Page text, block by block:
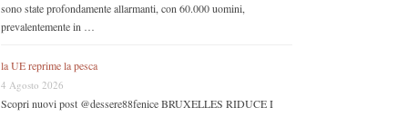
sono state profondamente allarmanti, con 60.000 uomini,
prevalentemente in …
la UE reprime la pesca
4 Agosto 2026
Scopri nuovi post @dessere88fenice BRUXELLES RIDUCE I